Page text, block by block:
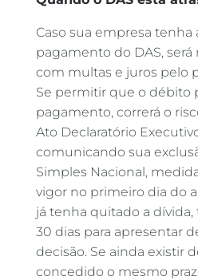
Caso sua empresa tenha
pagamento do DAS, será
com multas e juros pelo
Se permitir que o débito
pagamento, correrá o
Ato Declaratório
comunicando sua
Simples Nacional,
vigor no primeiro dia do
já tenha quitado a dívida,
30 dias para apresentar
decisão. Se ainda existir
concedido o mesmo